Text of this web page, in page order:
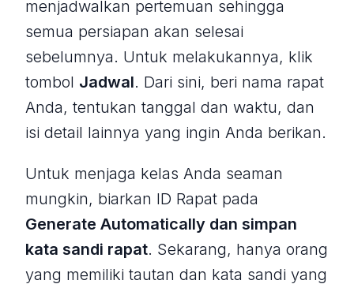
menjadwalkan pertemuan sehingga
semua persiapan akan selesai
sebelumnya. Untuk melakukannya, klik
tombol Jadwal. Dari sini, beri nama rapat
Anda, tentukan tanggal dan waktu, dan
isi detail lainnya yang ingin Anda berikan.
Untuk menjaga kelas Anda seaman
mungkin, biarkan ID Rapat pada
Generate Automatically dan simpan
kata sandi rapat. Sekarang, hanya orang
yang memiliki tautan dan kata sandi yang